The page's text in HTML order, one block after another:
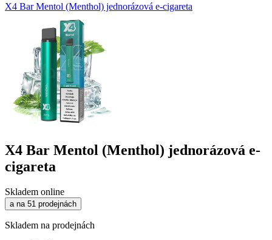
X4 Bar Mentol (Menthol) jednorázová e-cigareta
X4 Bar Mentol (Menthol) jednorázová e-
cigareta
Skladem online
a na 51 prodejnách
Skladem na prodejnách